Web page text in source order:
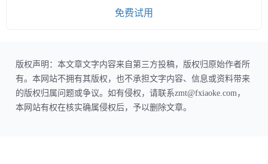
免费试用
版权声明：本文章文字内容来自第三方投稿，版权归原始作者所
有。本网站不拥有其版权，也不承担文字内容、信息或资料带来
的版权归属问题或争议。如有侵权，请联系zmt@fxiaoke.com，
本网站有权在核实确属侵权后，予以删除文章。